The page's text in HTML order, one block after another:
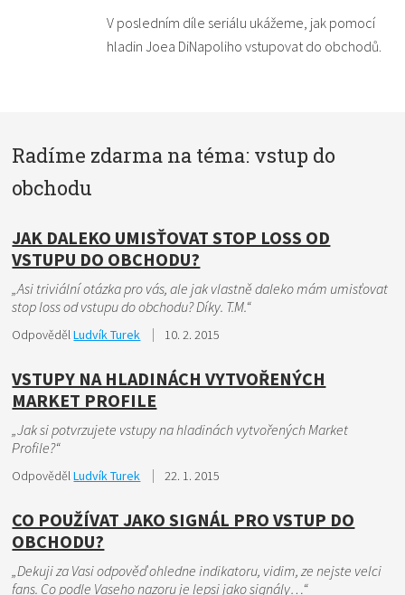
V posledním díle seriálu ukážeme, jak pomocí
hladin Joea DiNapoliho vstupovat do obchodů.
Radíme zdarma na téma: vstup do
obchodu
JAK DALEKO UMISŤOVAT STOP LOSS OD
VSTUPU DO OBCHODU?
„Asi triviální otázka pro vás, ale jak vlastně daleko mám umisťovat
stop loss od vstupu do obchodu? Díky. T.M.“
OdpovědělLudvík Turek 10. 2. 2015
VSTUPY NA HLADINÁCH VYTVOŘENÝCH
MARKET PROFILE
„Jak si potvrzujete vstupy na hladinách vytvořených Market
Profile?“
OdpovědělLudvík Turek 22. 1. 2015
CO POUŽÍVAT JAKO SIGNÁL PRO VSTUP DO
OBCHODU?
„Dekuji za Vasi odpověď ohledne indikatoru, vidim, ze nejste velci
fans. Co podle Vaseho nazoru je lepsi jako signály…“